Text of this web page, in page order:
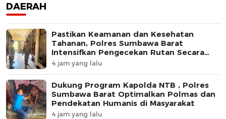
DAERAH
Pastikan Keamanan dan Kesehatan
Tahanan, Polres Sumbawa Barat
Intensifkan Pengecekan Rutan Secara
Berkala
4 jam yang lalu
Dukung Program Kapolda NTB , Polres
Sumbawa Barat Optimalkan Polmas dan
Pendekatan Humanis di Masyarakat
4 jam yang lalu